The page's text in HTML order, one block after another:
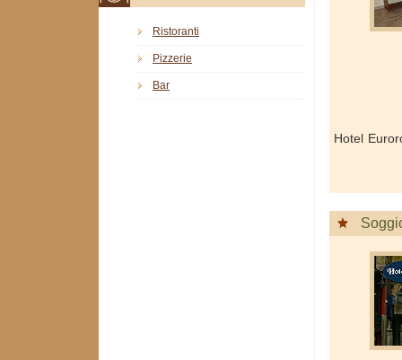
Hotel
Ristoranti
Pizzerie
Bar